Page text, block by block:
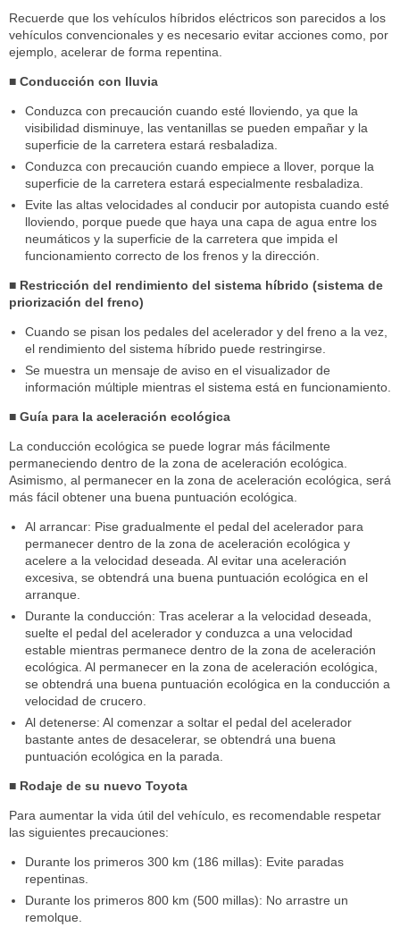
Recuerde que los vehículos híbridos eléctricos son parecidos a los
vehículos convencionales y es necesario evitar acciones como, por
ejemplo, acelerar de forma repentina.
■ Conducción con lluvia
Conduzca con precaución cuando esté lloviendo, ya que la
visibilidad disminuye, las ventanillas se pueden empañar y la
superficie de la carretera estará resbaladiza.
Conduzca con precaución cuando empiece a llover, porque la
superficie de la carretera estará especialmente resbaladiza.
Evite las altas velocidades al conducir por autopista cuando esté
lloviendo, porque puede que haya una capa de agua entre los
neumáticos y la superficie de la carretera que impida el
funcionamiento correcto de los frenos y la dirección.
■ Restricción del rendimiento del sistema híbrido (sistema de
priorización del freno)
Cuando se pisan los pedales del acelerador y del freno a la vez,
el rendimiento del sistema híbrido puede restringirse.
Se muestra un mensaje de aviso en el visualizador de
información múltiple mientras el sistema está en funcionamiento.
■ Guía para la aceleración ecológica
La conducción ecológica se puede lograr más fácilmente
permaneciendo dentro de la zona de aceleración ecológica.
Asimismo, al permanecer en la zona de aceleración ecológica, será
más fácil obtener una buena puntuación ecológica.
Al arrancar: Pise gradualmente el pedal del acelerador para
permanecer dentro de la zona de aceleración ecológica y
acelere a la velocidad deseada. Al evitar una aceleración
excesiva, se obtendrá una buena puntuación ecológica en el
arranque.
Durante la conducción: Tras acelerar a la velocidad deseada,
suelte el pedal del acelerador y conduzca a una velocidad
estable mientras permanece dentro de la zona de aceleración
ecológica. Al permanecer en la zona de aceleración ecológica,
se obtendrá una buena puntuación ecológica en la conducción a
velocidad de crucero.
Al detenerse: Al comenzar a soltar el pedal del acelerador
bastante antes de desacelerar, se obtendrá una buena
puntuación ecológica en la parada.
■ Rodaje de su nuevo Toyota
Para aumentar la vida útil del vehículo, es recomendable respetar
las siguientes precauciones:
Durante los primeros 300 km (186 millas): Evite paradas
repentinas.
Durante los primeros 800 km (500 millas): No arrastre un
remolque.